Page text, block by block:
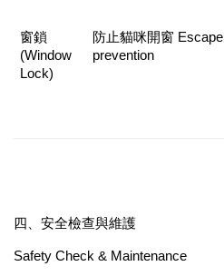
窗鎖
(Window
Lock)
防止貓咪開窗 Escape
prevention
四、安全檢查與維護
Safety Check & Maintenance